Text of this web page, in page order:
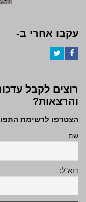
עקבו אחרי ב-
רוצים לקבל
והרצאות?
הצטרפו לרשימת
שם:
דוא"ל: